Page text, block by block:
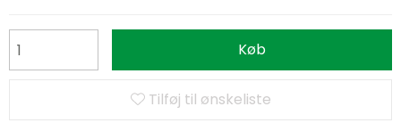
Køb
Tilføj til ønskeliste